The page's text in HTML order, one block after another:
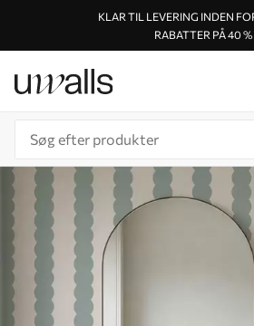
KLAR TIL LEVERING INDEN
RABATTER PÅ 40 %